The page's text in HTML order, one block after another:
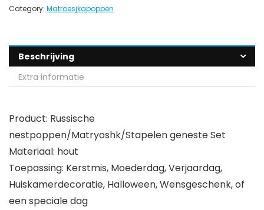
Category: Matroesjkapoppen
Beschrijving
Extra informatie
Product: Russische
nestpoppen/Matryoshk/Stapelen geneste Set
Materiaal: hout
Toepassing: Kerstmis, Moederdag, Verjaardag,
Huiskamerdecoratie, Halloween, Wensgeschenk, of
een speciale dag